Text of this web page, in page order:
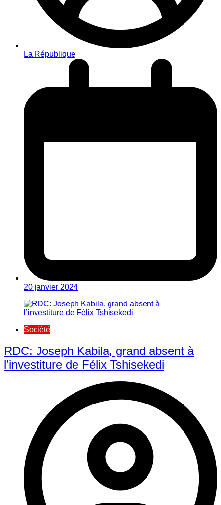
La République
20 janvier 2024
Société
RDC: Joseph Kabila, grand absent à
l’investiture de Félix Tshisekedi